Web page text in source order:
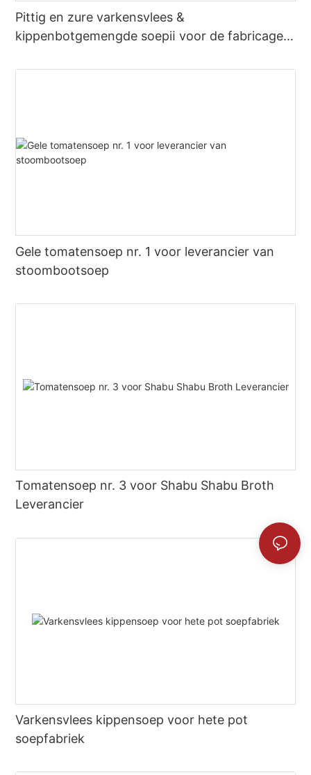
Pittig en zure varkensvlees &
kippenbotgemengde soepⅱ voor de fabricage
Gele tomatensoep nr. 1 voor leverancier van
stoombootsoep
Tomatensoep nr. 3 voor Shabu Shabu Broth
Leverancier
Varkensvlees kippensoep voor hete pot
soepfabriek